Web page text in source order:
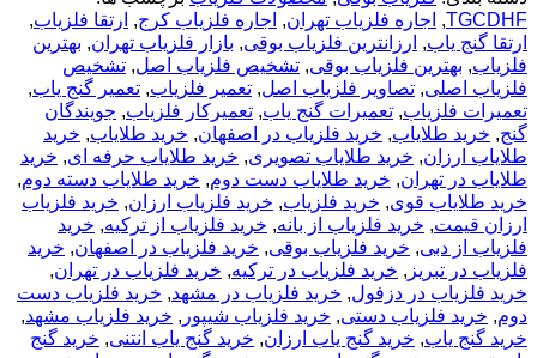
TGCDHF
, اجاره فلزیاب تهران, اجاره فلزیاب کرج, ارتقا فلزیاب,
ارتقا گنج یاب, ارزانترین فلزیاب بوقی, بازار فلزیاب تهران, بهترین
فلزیاب, بهترین فلزیاب بوقی, تشخیص فلزیاب اصل, تشخیص
فلزیاب اصلی, تصاویر فلزیاب اصل, تعمیر فلزیاب, تعمیر گنج یاب,
تعمیرات فلزیاب, تعمیرات گنج یاب, تعمیرکار فلزیاب, جویندگان
گنج, خريد طلاياب, خريد فلزياب در اصفهان, خرید طلایاب, خرید
طلایاب ارزان, خرید طلایاب تصویری, خرید طلایاب حرفه ای, خرید
طلایاب در تهران, خرید طلایاب دست دوم, خرید طلایاب دسته دوم,
خرید طلایاب قوی, خرید فلزیاب, خرید فلزیاب ارزان, خرید فلزیاب
ارزان قیمت, خرید فلزیاب از بانه, خرید فلزیاب از ترکیه, خرید
فلزیاب از دبی, خرید فلزیاب بوقی, خرید فلزیاب در اصفهان, خرید
فلزیاب در تبریز , خرید فلزیاب در ترکیه, خرید فلزیاب در تهران,
خرید فلزیاب در دزفول, خرید فلزیاب در مشهد, خرید فلزیاب دست
دوم, خرید فلزیاب دستی, خرید فلزیاب شیپور , خرید فلزیاب مشهد,
خرید گنج یاب, خرید گنج یاب ارزان, خرید گنج یاب انتنی, خرید گنج